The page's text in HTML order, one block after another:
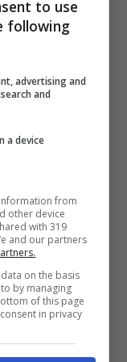
nel
to use
following
advertising and
and
a device
from
other device
with 319
and our partners
on the basis
by managing
of this page
in privacy